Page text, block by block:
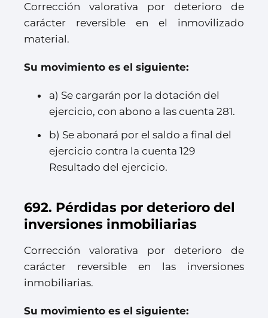
Corrección valorativa por deterioro de
carácter reversible en el inmovilizado
material.
Su movimiento es el siguiente:
a) Se cargarán por la dotación del
ejercicio, con abono a las cuenta 281.
b) Se abonará por el saldo a final del
ejercicio contra la cuenta 129
Resultado del ejercicio.
692. Pérdidas por deterioro del
inversiones inmobiliarias
Corrección valorativa por deterioro de
carácter reversible en las inversiones
inmobiliarias.
Su movimiento es el siguiente: